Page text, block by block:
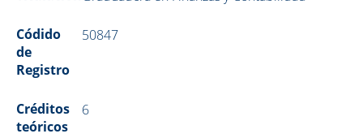
Códido
de
Registro
50847
Créditos
teóricos
6